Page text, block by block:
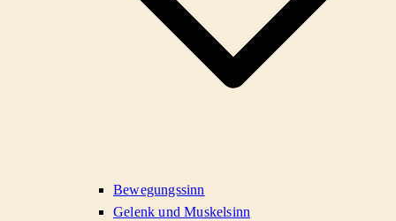
Bewegungssinn
Gelenk und Muskelsinn